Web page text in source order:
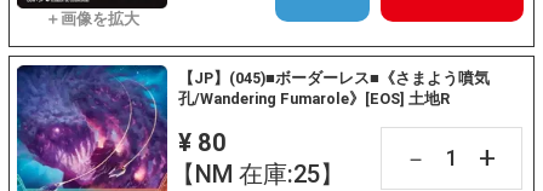
【JP】(045)■ボーダーレス■《さまよう噴気
孔/Wandering Fumarole》[EOS] 土地R
¥ 80
【NM 在庫:25】
－ +